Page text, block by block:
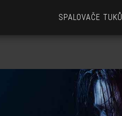
SPALOVAČE TUKŮ